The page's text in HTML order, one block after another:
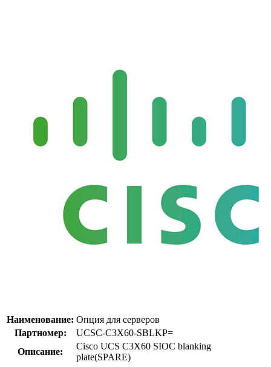
Наименование: Опция для серверов
Партномер:
UCSC-C3X60-SBLKP=
Описание:
Cisco UCS C3X60 SIOC blanking
plate(SPARE)